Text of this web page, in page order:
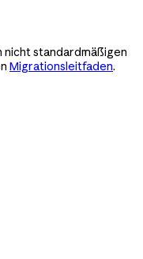
nicht standardmäßigen
Migrationsleitfaden.